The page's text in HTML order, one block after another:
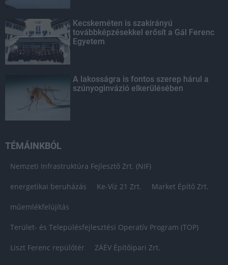
Kecskeméten is szakirányú
továbbképzésekkel erősít a Gál Ferenc
Egyetem
A lakosságra is fontos szerep hárul a
szúnyoginvázió elkerülésében
TÉMÁINKBÓL
Nemzeti Infrastruktúra Fejlesztő Zrt. (NIF)
energetikai beruházás Ke-Víz 21 Zrt. Market Építő Zrt.
műemlékfelújítás
Terület- és Településfejlesztési Operatív Program (TOP)
Liszt Ferenc repülőtér ZÁÉV Építőipari Zrt.